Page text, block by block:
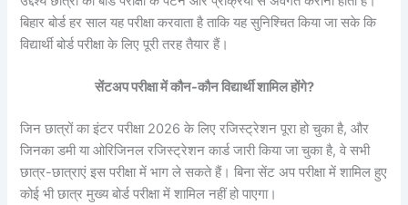
बिहार बोर्ड हर साल यह परीक्षा करवाता है ताकि यह सुनिश्चित किया जा सके कि
विद्यार्थी बोर्ड परीक्षा के लिए पूरी तरह तैयार हैं।
सेंटअपपरीक्षा में कौन-कौन विद्यार्थी शामिल होंगे?
जिन छात्रों का इंटर परीक्षा 2026 के लिए रजिस्ट्रेशन पूरा हो चुका है, और
जिनका डमी या ओरिजिनल रजिस्ट्रेशन कार्ड जारी किया जा चुका है, वे सभी
छात्र-छात्राएं इस परीक्षा में भाग ले सकते हैं। बिना सेंट अप परीक्षा में शामिल हुए
कोई भी छात्र मुख्य बोर्ड परीक्षा में शामिल नहीं हो पाएगा।